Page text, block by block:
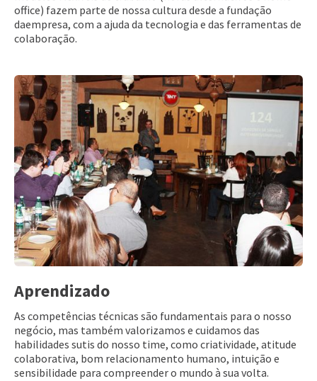
office) fazem parte de nossa cultura desde a fundação
daempresa, com a ajuda da tecnologia e das ferramentas de
colaboração.
Aprendizado
As competências técnicas são fundamentais para o nosso
negócio, mas também valorizamos e cuidamos das
habilidades sutis do nosso time, como criatividade, atitude
colaborativa, bom relacionamento humano, intuição e
sensibilidade para compreender o mundo à sua volta.